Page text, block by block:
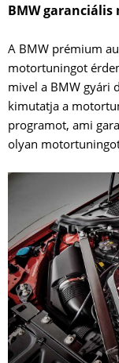
BMW
A BMW prémium
motortuningot
mivel a BMW gyári
kimutatja a
programot, ami
olyan